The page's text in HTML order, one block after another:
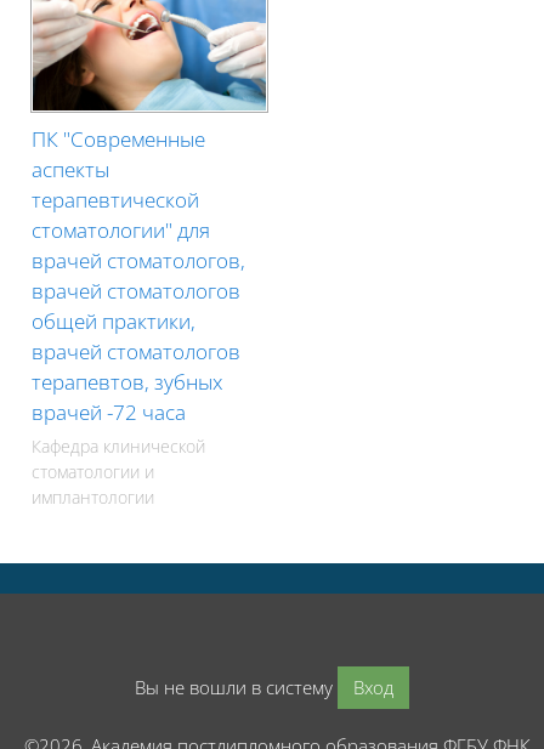
ПК "Современные
аспекты
терапевтической
стоматологии" для
врачей стоматологов,
врачей стоматологов
общей практики,
врачей стоматологов
терапевтов, зубных
врачей -72 часа
Кафедра клинической
стоматологии и
имплантологии
Вы не вошли в систему Вход